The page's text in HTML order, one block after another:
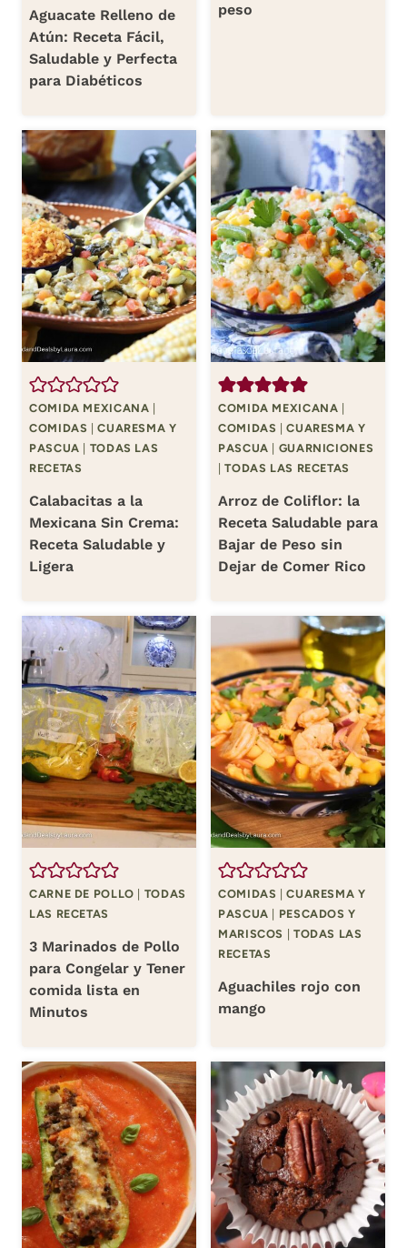
Aguacate Relleno de
Atún: Receta Fácil,
Saludable y Perfecta
para Diabéticos
peso
COMIDA MEXICANA
COMIDAS |CUARESMA Y
PASCUA
TODAS LAS
RECETAS
Calabacitas a la
Mexicana Sin Crema:
Receta Saludable y
Ligera
COMIDA MEXICANA
COMIDAS |CUARESMA Y
PASCUA
GUARNICIONES
|TODAS LAS RECETAS
Arroz de Coliflor: la
Receta Saludable para
Bajar de Peso sin
Dejar de Comer Rico
CARNE DE POLLO
TODAS
LAS RECETAS
3 Marinados de Pollo
para Congelar y Tener
comida lista en
Minutos
COMIDAS |CUARESMA Y
PASCUA
PESCADOS Y
MARISCOS
TODAS LAS
RECETAS
Aguachiles rojo con
mango